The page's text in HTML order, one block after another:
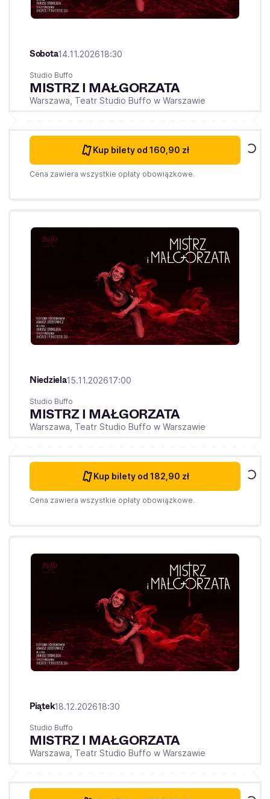
Sobota14.11.202618:30
Studio Buffo
MISTRZ I MAŁGORZATA
Warszawa, Teatr Studio Buffo w Warszawie
Kup bilety od 160,90 zł
Cena zawiera wszystkie opłaty obowiązkowe.
Niedziela15.11.202617:00
Studio Buffo
MISTRZ I MAŁGORZATA
Warszawa, Teatr Studio Buffo w Warszawie
Kup bilety od 182,90 zł
Cena zawiera wszystkie opłaty obowiązkowe.
Piątek18.12.202618:30
Studio Buffo
MISTRZ I MAŁGORZATA
Warszawa, Teatr Studio Buffo w Warszawie